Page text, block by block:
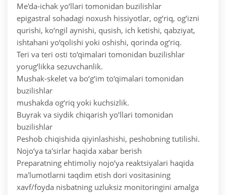
Me'da-ichak yo‘llari tomonidan buzilishlar
epigastral sohadagi noxush hissiyotlar, og‘riq, og‘izni
qurishi, ko‘ngil aynishi, qusish, ich ketishi, qabziyat,
ishtahani yo‘qolishi yoki oshishi, qorinda og‘riq.
Teri va teri osti to‘qimalari tomonidan buzilishlar
yorug‘likka sezuvchanlik.
Mushak-skelet va bo‘g‘im to‘qimalari tomonidan
buzilishlar
mushakda og‘riq yoki kuchsizlik.
Buyrak va siydik chiqarish yo‘llari tomonidan
buzilishlar
Peshob chiqishida qiyinlashishi, peshobning tutilishi.
Nojo‘ya ta'sirlar haqida xabar berish
Preparatning ehtimoliy nojo‘ya reaktsiyalari haqida
ma'lumotlarni taqdim etish dori vositasining
xavf/foyda nisbatning uzluksiz monitoringini amalga